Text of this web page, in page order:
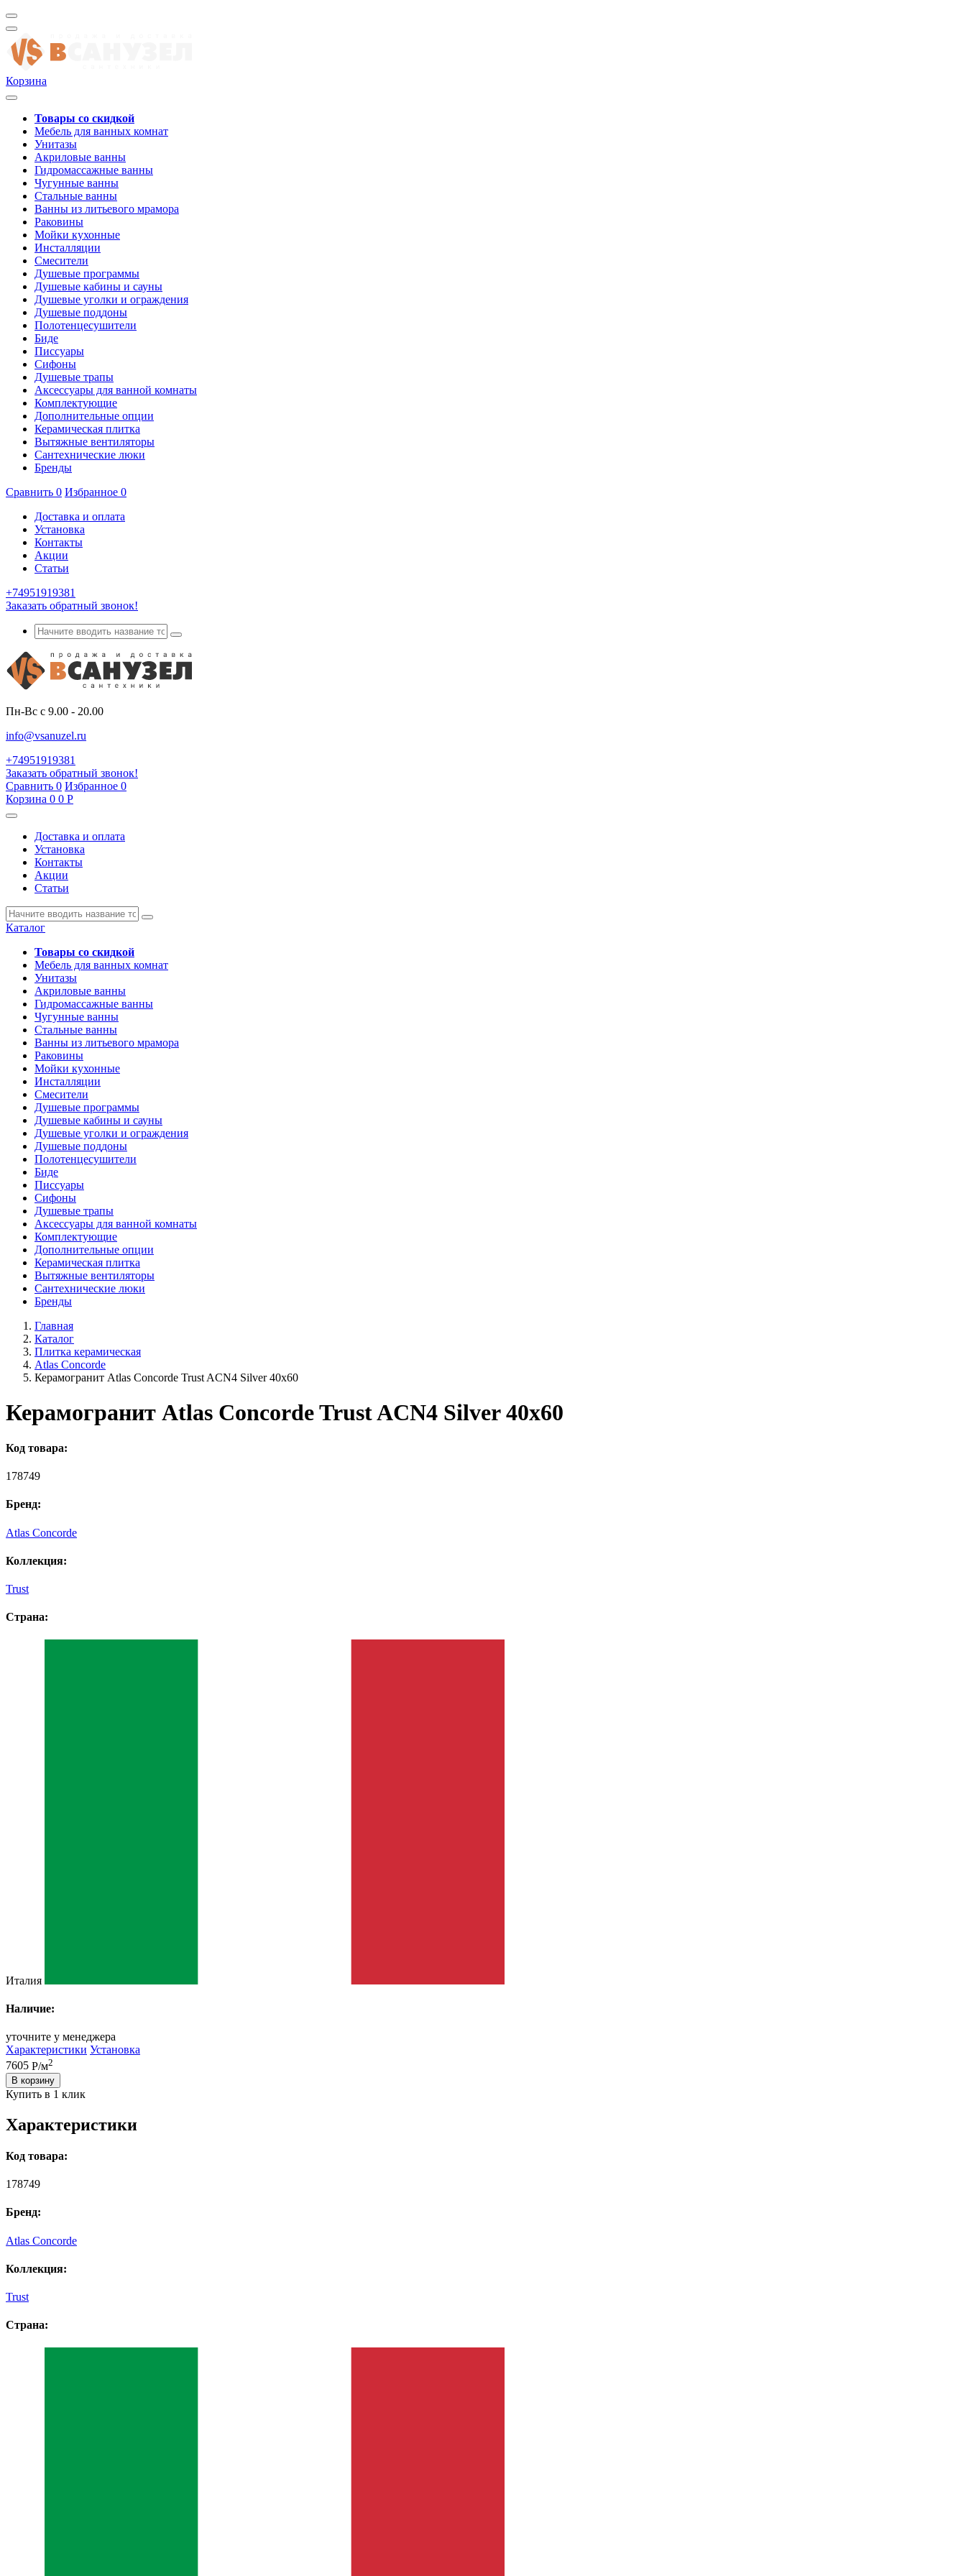
Корзина
Товары со скидкой
Мебель для ванных комнат
Унитазы
Акриловые ванны
Гидромассажные ванны
Чугунные ванны
Стальные ванны
Ванны из литьевого мрамора
Раковины
Мойки кухонные
Инсталляции
Смесители
Душевые программы
Душевые кабины и сауны
Душевые уголки и ограждения
Душевые поддоны
Полотенцесушители
Биде
Писсуары
Сифоны
Душевые трапы
Аксессуары для ванной комнаты
Комплектующие
Дополнительные опции
Керамическая плитка
Вытяжные вентиляторы
Сантехнические люки
Бренды
Сравнить 0 Избранное 0
Доставка и оплата
Установка
Контакты
Акции
Статьи
+74951919381
Заказать обратный звонок!
Пн-Вс с 9.00 - 20.00
info@vsanuzel.ru
+74951919381
Заказать обратный звонок!
Сравнить 0 Избранное 0
Корзина 0 0 Р
Доставка и оплата
Установка
Контакты
Акции
Статьи
Каталог
Товары со скидкой
Мебель для ванных комнат
Унитазы
Акриловые ванны
Гидромассажные ванны
Чугунные ванны
Стальные ванны
Ванны из литьевого мрамора
Раковины
Мойки кухонные
Инсталляции
Смесители
Душевые программы
Душевые кабины и сауны
Душевые уголки и ограждения
Душевые поддоны
Полотенцесушители
Биде
Писсуары
Сифоны
Душевые трапы
Аксессуары для ванной комнаты
Комплектующие
Дополнительные опции
Керамическая плитка
Вытяжные вентиляторы
Сантехнические люки
Бренды
Главная
Каталог
Плитка керамическая
Atlas Concorde
Керамогранит Atlas Concorde Trust ACN4 Silver 40x60
Керамогранит Atlas Concorde Trust ACN4 Silver 40x60
Код товара:
178749
Бренд:
Atlas Concorde
Коллекция:
Trust
Страна:
Италия
Наличие:
уточните у менеджера
Характеристики Установка
7605 Р/м2
В корзину
Купить в 1 клик
Характеристики
Код товара:
178749
Бренд:
Atlas Concorde
Коллекция:
Trust
Страна: